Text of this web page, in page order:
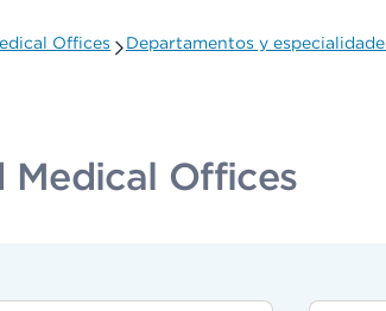
Offices Departamentos y
Medical Offices